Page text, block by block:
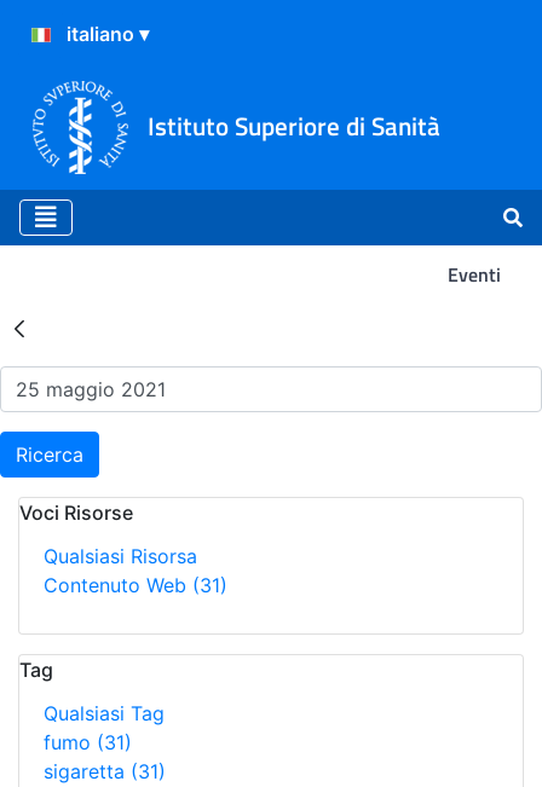
Istituto Superiore di Sanità
Eventi
Risultati della Ricerca -
Ricerca
Voci Risorse
Qualsiasi Risorsa
Contenuto Web (31)
Tag
Qualsiasi Tag
fumo (31)
sigaretta (31)